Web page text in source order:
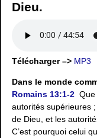
Dieu.
Télécharger –> MP3
Dans le monde
Romains 13:1-2 Que
autorités supérieures
de Dieu, et les
C’est pourquoi celui